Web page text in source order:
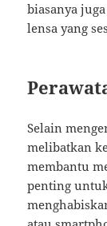
biasanya
lensa yang
Selain
melibatkan
membantu
penting